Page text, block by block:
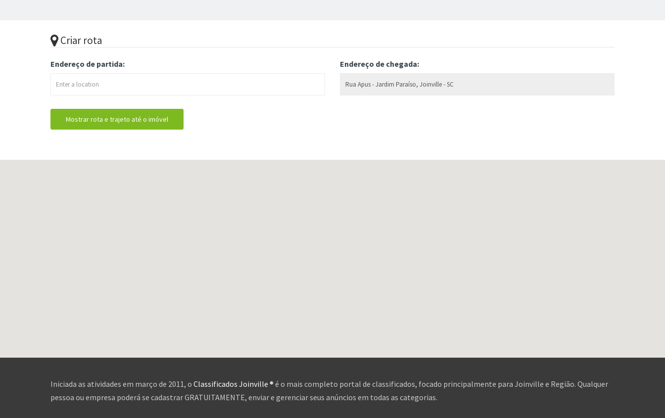
Criar rota
Endereço de partida: Endereço de chegada:
Iniciada as atividades em março de 2011, o Classificados Joinville ® é o mais completo portal de classificados, focado principalmente para Joinville e Região. Qualquer
pessoa ou empresa poderá se cadastrar GRATUITAMENTE, enviar e gerenciar seus anúncios em todas as categorias.